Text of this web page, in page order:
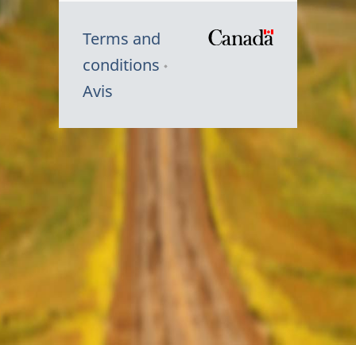
Terms and
conditions
Avis
Symbole
Canada